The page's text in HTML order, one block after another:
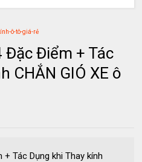
ô-tô-giá-rẻ
Đặc Điểm + Tác
CHẮN GIÓ XE ô
Tác Dụng khi Thay kính